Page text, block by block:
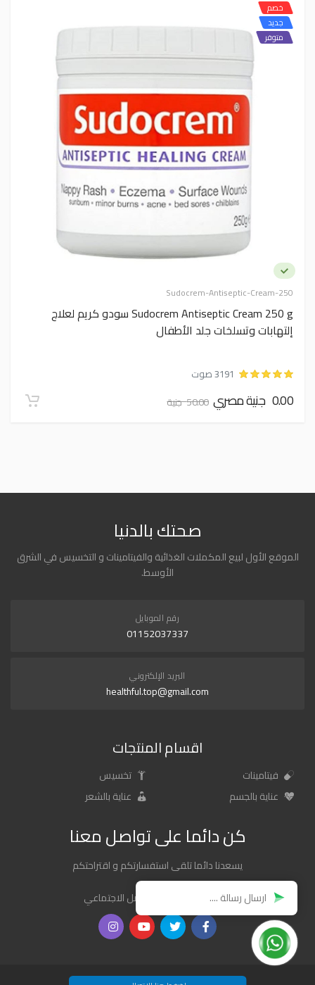
Sudocrem-Antiseptic-Cream-250
خصم
جديد
متوفر
Sudocrem Antiseptic Cream 250 g سودو كريم لعلاج
إلتهابات وتسلخات جلد الأطفال
3191 صوت
0.00 جنية مصري 50.00 جنية
صحتك بالدنيا
الموقع الأول لبيع المكملات الغذائية والفيتامينات و التخسيس في الشرق
الأوسط.
رقم الموبايل
01152037337
البريد الإلكتروني
healthful.top@gmail.com
اقسام المنتجات
فيتامينات
تخسيس
عناية بالجسم
عناية بالشعر
كن دائما على تواصل معنا
يسعدنا دائما تلقى استفسارتكم و اقتراحتكم
روابطنا على مواقع التواصل الاجتماعي